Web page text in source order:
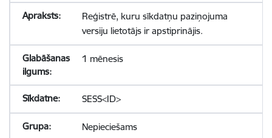
Reģistrē, kuru sīkdatņu paziņojuma
versiju lietotājs ir apstiprinājis.
1 mēnesis
SESS<ID>
Nepieciešams